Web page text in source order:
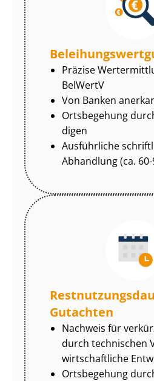
Präzise
BelWertV
Von Banken
Ortsbegehung
di­gen
Ausführliche
Abhandlung (ca.
Gutachten
Nachweis für
durch technischen
wirtschaftliche
Ortsbegehung